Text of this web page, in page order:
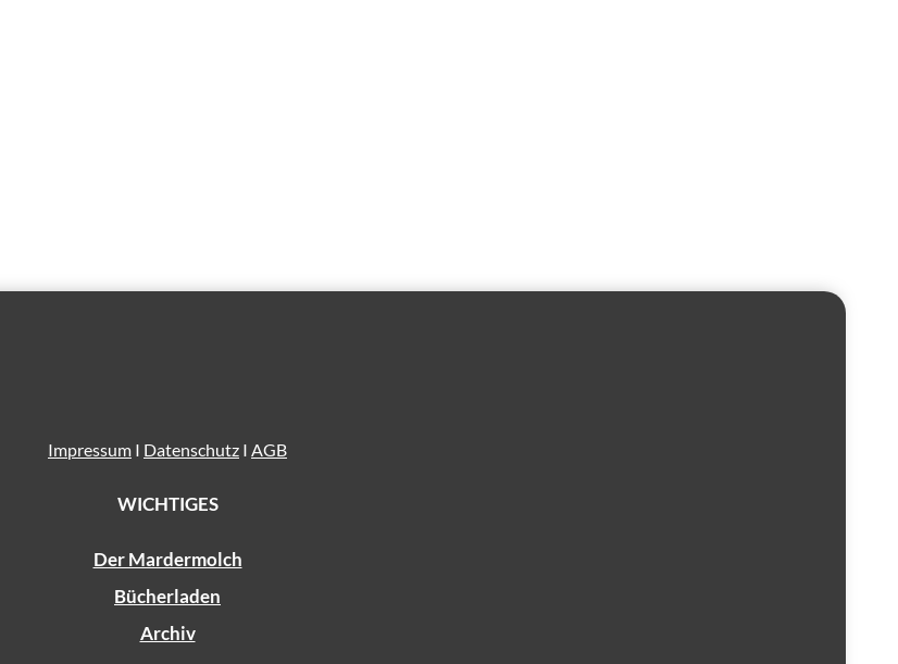
Impressum I Datenschutz I AGB
WICHTIGES
Der Mardermolch
Bücherladen
Archiv